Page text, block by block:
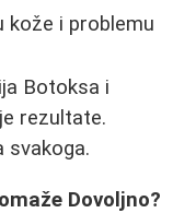
kože i problemu
Botoksa i
rezultate.
svakoga.
Dovoljno?